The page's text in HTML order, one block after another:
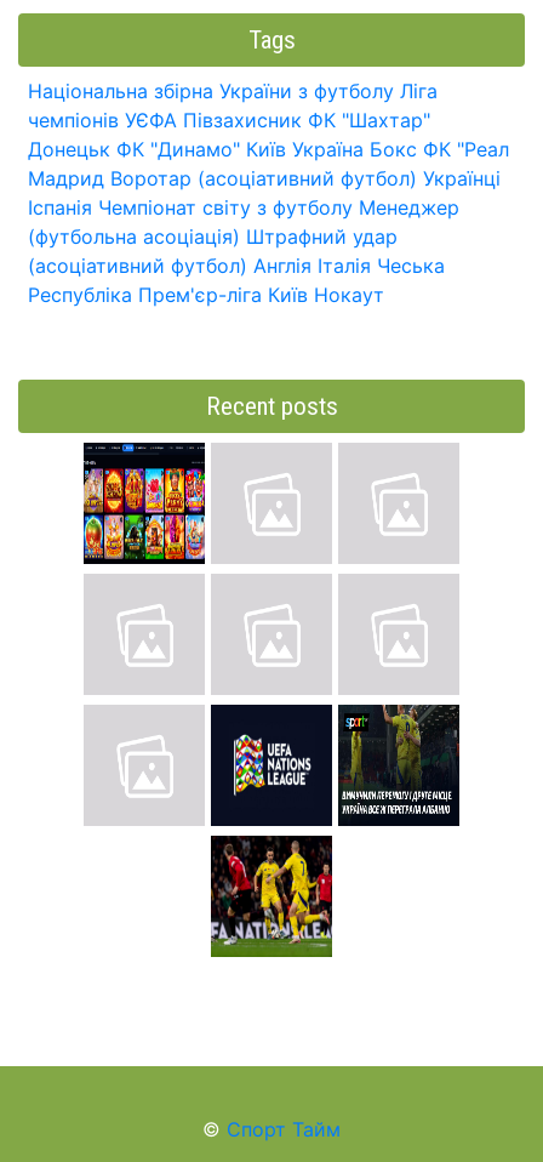
Tags
Національна збірна України з футболу Ліга
чемпіонів УЄФА Півзахисник ФК "Шахтар"
Донецьк ФК "Динамо" Київ Україна Бокс ФК "Реал
Мадрид Воротар (асоціативний футбол) Українці
Іспанія Чемпіонат світу з футболу Менеджер
(футбольна асоціація) Штрафний удар
(асоціативний футбол) Англія Італія Чеська
Республіка Прем'єр-ліга Київ Нокаут
Recent posts
© Спорт Тайм